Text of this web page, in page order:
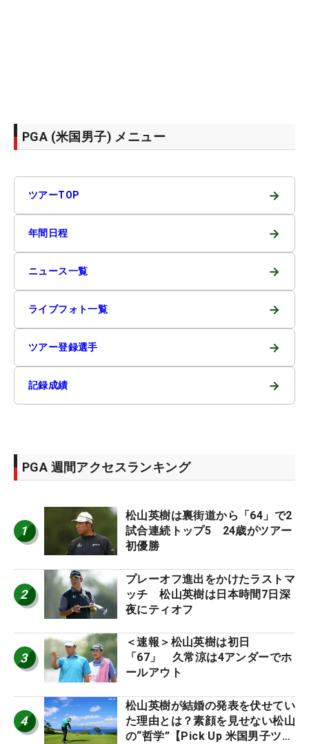
PGA (米国男子) メニュー
ツアーTOP →
年間日程 →
ニュース一覧 →
ライブフォト一覧 →
ツアー登録選手 →
記録成績 →
PGA 週間アクセスランキング
1
松山英樹は裏街道から「64」で2
試合連続トップ5 24歳がツアー
初優勝
2
プレーオフ進出をかけたラストマ
ッチ 松山英樹は日本時間7日深
夜にティオフ
3
＜速報＞松山英樹は初日
「67」 久常涼は4アンダーでホ
ールアウト
4
松山英樹が結婚の発表を伏せてい
た理由とは？素顔を見せない松山
の“哲学”【Pick Up 米国男子ツア